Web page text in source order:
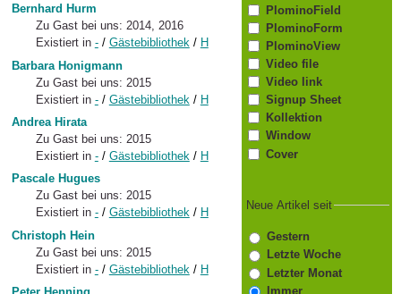
PlominoField
PlominoForm
PlominoView
Video file
Video link
Signup Sheet
Kollektion
Window
Cover
Neue Artikel seit
Gestern
Letzte Woche
Letzter Monat
Immer
Bernhard Hurm
Zu Gast bei uns: 2014, 2016
Existiert in - / Gästebibliothek / H
Barbara Honigmann
Zu Gast bei uns: 2015
Existiert in - / Gästebibliothek / H
Andrea Hirata
Zu Gast bei uns: 2015
Existiert in - / Gästebibliothek / H
Pascale Hugues
Zu Gast bei uns: 2015
Existiert in - / Gästebibliothek / H
Christoph Hein
Zu Gast bei uns: 2015
Existiert in - / Gästebibliothek / H